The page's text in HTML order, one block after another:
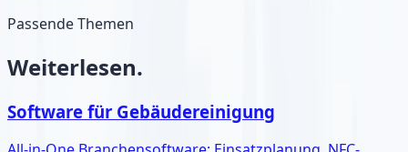
Passende Themen
Weiterlesen.
Software für Gebäudereinigung